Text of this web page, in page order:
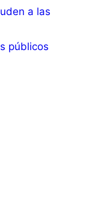
a las
públicos